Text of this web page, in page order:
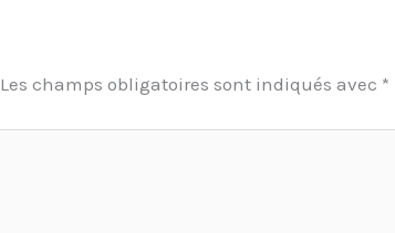
Les champs obligatoires sont indiqués avec *